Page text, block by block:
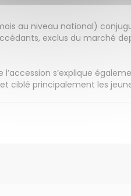
au niveau national)
exclus du marché
s’explique
ciblé principalement les